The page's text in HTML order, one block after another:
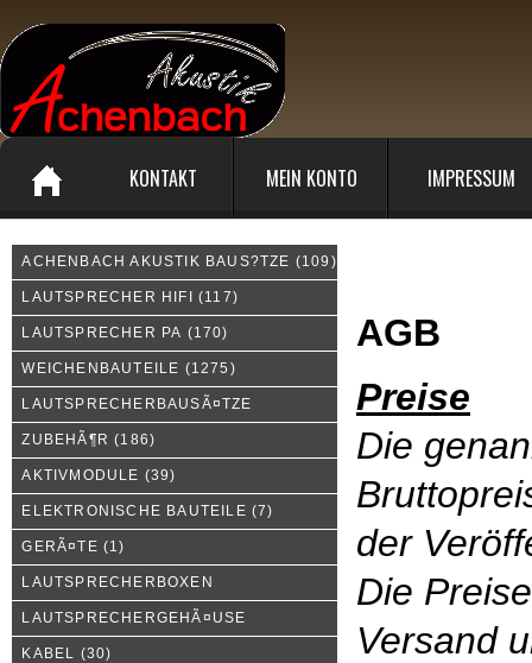
KONTAKT MEIN KONTO IMPRESSUM
ACHENBACH AKUSTIK BAUS?TZE (109)
LAUTSPRECHER HIFI (117)
LAUTSPRECHER PA (170)
WEICHENBAUTEILE (1275)
LAUTSPRECHERBAUSÃ¤TZE
ZUBEHÃ¶R (186)
AKTIVMODULE (39)
ELEKTRONISCHE BAUTEILE (7)
GERÃ¤TE (1)
LAUTSPRECHERBOXEN
LAUTSPRECHERGEHÃ¤USE
KABEL (30)
AGB
Preise
Die
der
Die
Versand